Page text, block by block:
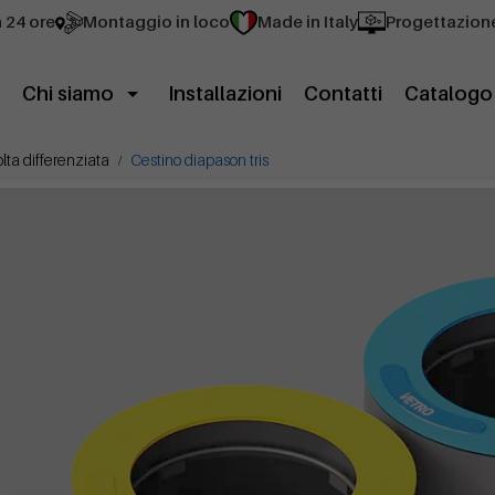
24 ore Montaggio in loco Made in Italy
Chi siamo Installazioni Contatti Catalogo
differenziata Cestino diapason tris